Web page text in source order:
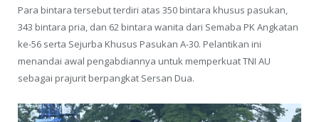
Para bintara tersebut terdiri atas 350 bintara khusus pasukan,
343 bintara pria, dan 62 bintara wanita dari Semaba PK Angkatan
ke-56 serta Sejurba Khusus Pasukan A-30. Pelantikan ini
menandai awal pengabdiannya untuk memperkuat TNI AU
sebagai prajurit berpangkat Sersan Dua.